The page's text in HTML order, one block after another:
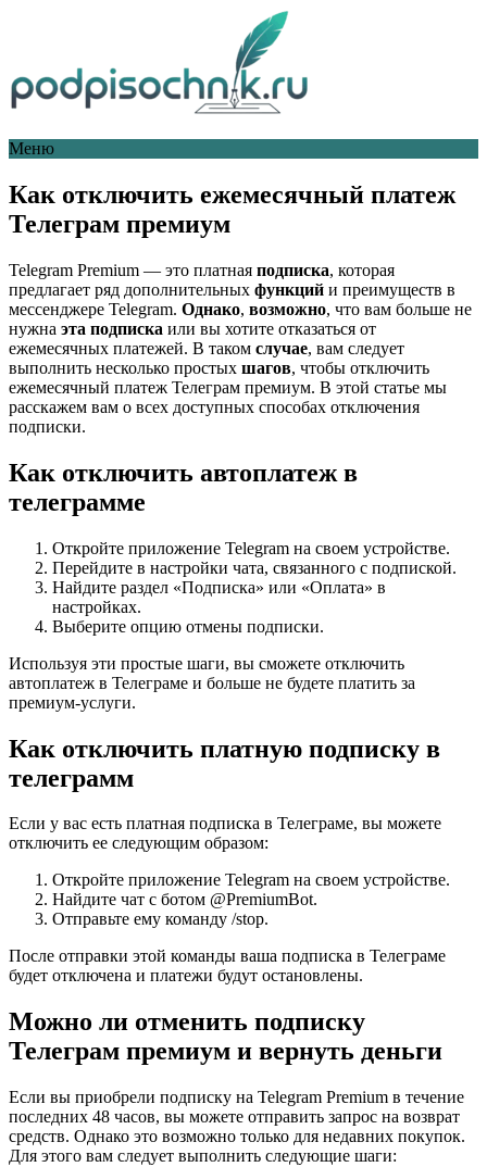
Меню
Как отключить ежемесячный платеж
Телеграм премиум
Telegram Premium — это платная подписка, которая
предлагает ряд дополнительных функций и преимуществ в
мессенджере Telegram. Однако, возможно, что вам больше не
нужна эта подписка или вы хотите отказаться от
ежемесячных платежей. В таком случае, вам следует
выполнить несколько простых шагов, чтобы отключить
ежемесячный платеж Телеграм премиум. В этой статье мы
расскажем вам о всех доступных способах отключения
подписки.
Как отключить автоплатеж в
телеграмме
Откройте приложение Telegram на своем устройстве.
Перейдите в настройки чата, связанного с подпиской.
Найдите раздел «Подписка» или «Оплата» в
настройках.
Выберите опцию отмены подписки.
Используя эти простые шаги, вы сможете отключить
автоплатеж в Телеграме и больше не будете платить за
премиум-услуги.
Как отключить платную подписку в
телеграмм
Если у вас есть платная подписка в Телеграме, вы можете
отключить ее следующим образом:
Откройте приложение Telegram на своем устройстве.
Найдите чат с ботом @PremiumBot.
Отправьте ему команду /stop.
После отправки этой команды ваша подписка в Телеграме
будет отключена и платежи будут остановлены.
Можно ли отменить подписку
Телеграм премиум и вернуть деньги
Если вы приобрели подписку на Telegram Premium в течение
последних 48 часов, вы можете отправить запрос на возврат
средств. Однако это возможно только для недавних покупок.
Для этого вам следует выполнить следующие шаги: